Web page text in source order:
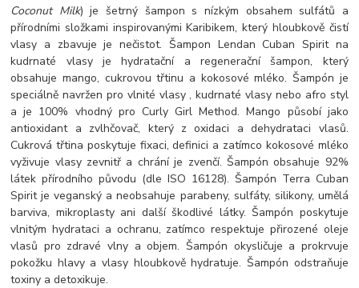
Coconut Milk) je šetrný šampon s nízkým obsahem sulfátů a
přírodními složkami inspirovanými Karibikem, který hloubkově čistí
vlasy a zbavuje je nečistot. Šampon Lendan Cuban Spirit na
kudrnaté vlasy je hydratační a regenerační šampon, který
obsahuje mango, cukrovou třtinu a kokosové mléko. Šampón je
speciálně navržen pro vlnité vlasy , kudrnaté vlasy nebo afro styl
a je 100% vhodný pro Curly Girl Method. Mango působí jako
antioxidant a zvlhčovač, který z oxidaci a dehydrataci vlasů.
Cukrová třtina poskytuje fixaci, definici a zatímco kokosové mléko
vyživuje vlasy zevnitř a chrání je zvenčí. Šampón obsahuje 92%
látek přírodního původu (dle ISO 16128). Šampón Terra Cuban
Spirit je veganský a neobsahuje parabeny, sulfáty, silikony, umělá
barviva, mikroplasty ani další škodlivé látky. Šampón poskytuje
vlnitým hydrataci a ochranu, zatímco respektuje přirozené oleje
vlasů pro zdravé vlny a objem. Šampón okysličuje a prokrvuje
pokožku hlavy a vlasy hloubkově hydratuje. Šampón odstraňuje
toxiny a detoxikuje.